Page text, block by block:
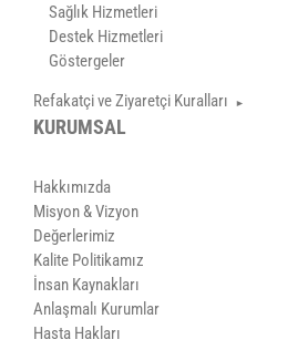
Sağlık Hizmetleri
Destek Hizmetleri
Göstergeler
Refakatçi ve Ziyaretçi Kuralları
Yoğun Bakım Ünitesi
Yenidoğan Yoğun Bakım Ünitesi
KURUMSAL
Hakkımızda
Misyon & Vizyon
Değerlerimiz
Kalite Politikamız
İnsan Kaynakları
Anlaşmalı Kurumlar
Hasta Hakları